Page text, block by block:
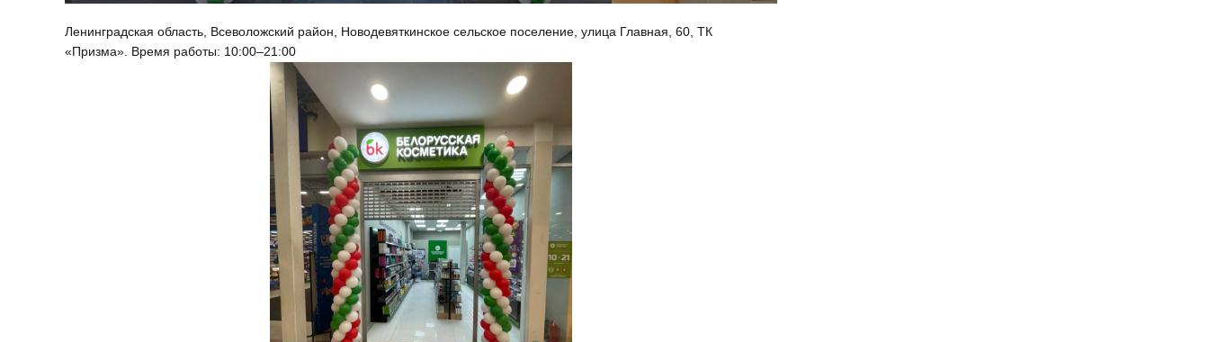
Ленинградская область, Всеволожский район, Новодевяткинское сельское поселение, улица Главная, 60, ТК
«Призма». Время работы: 10:00–21:00